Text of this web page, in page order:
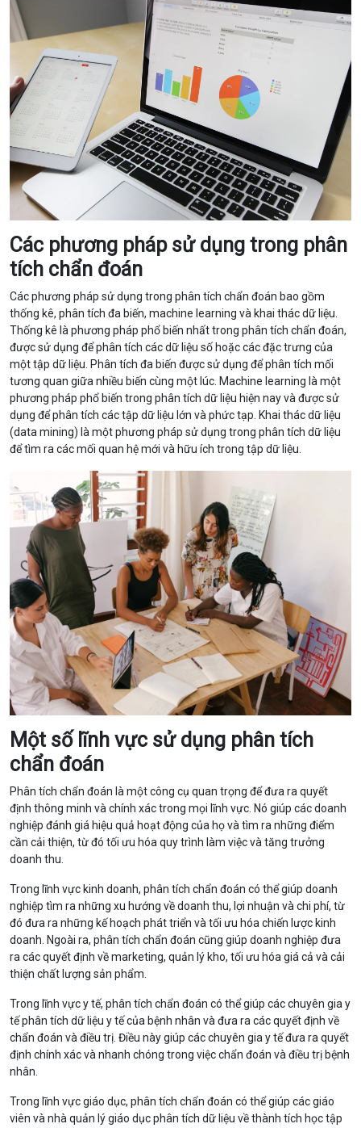
Các phương pháp sử dụng trong phân
tích chẩn đoán
Các phương pháp sử dụng trong phân tích chẩn đoán bao gồm
thống kê, phân tích đa biến, machine learning và khai thác dữ liệu.
Thống kê là phương pháp phổ biến nhất trong phân tích chẩn đoán,
được sử dụng để phân tích các dữ liệu số hoặc các đặc trưng của
một tập dữ liệu. Phân tích đa biến được sử dụng để phân tích mối
tương quan giữa nhiều biến cùng một lúc. Machine learning là một
phương pháp phổ biến trong phân tích dữ liệu hiện nay và được sử
dụng để phân tích các tập dữ liệu lớn và phức tạp. Khai thác dữ liệu
(data mining) là một phương pháp sử dụng trong phân tích dữ liệu
để tìm ra các mối quan hệ mới và hữu ích trong tập dữ liệu.
Một số lĩnh vực sử dụng phân tích
chẩn đoán
Phân tích chẩn đoán là một công cụ quan trọng để đưa ra quyết
định thông minh và chính xác trong mọi lĩnh vực. Nó giúp các doanh
nghiệp đánh giá hiệu quả hoạt động của họ và tìm ra những điểm
cần cải thiện, từ đó tối ưu hóa quy trình làm việc và tăng trưởng
doanh thu.
Trong lĩnh vực kinh doanh, phân tích chẩn đoán có thể giúp doanh
nghiệp tìm ra những xu hướng về doanh thu, lợi nhuận và chi phí, từ
đó đưa ra những kế hoạch phát triển và tối ưu hóa chiến lược kinh
doanh. Ngoài ra, phân tích chẩn đoán cũng giúp doanh nghiệp đưa
ra các quyết định về marketing, quản lý kho, tối ưu hóa giá cả và cải
thiện chất lượng sản phẩm.
Trong lĩnh vực y tế, phân tích chẩn đoán có thể giúp các chuyên gia y
tế phân tích dữ liệu y tế của bệnh nhân và đưa ra các quyết định về
chẩn đoán và điều trị. Điều này giúp các chuyên gia y tế đưa ra quyết
định chính xác và nhanh chóng trong việc chẩn đoán và điều trị bệnh
nhân.
Trong lĩnh vực giáo dục, phân tích chẩn đoán có thể giúp các giáo
viên và nhà quản lý giáo dục phân tích dữ liệu về thành tích học tập